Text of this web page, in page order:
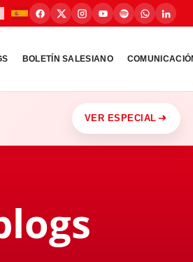
BOLETÍN SALESIANO
VER ESPECIAL